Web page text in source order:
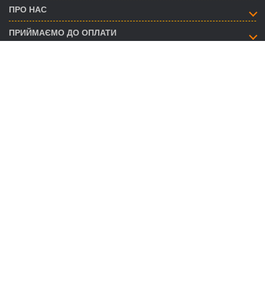
ПРО НАС
ПРИЙМАЄМО ДО ОПЛАТИ